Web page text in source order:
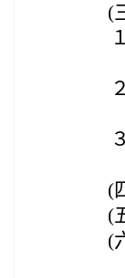
(
(
(
(